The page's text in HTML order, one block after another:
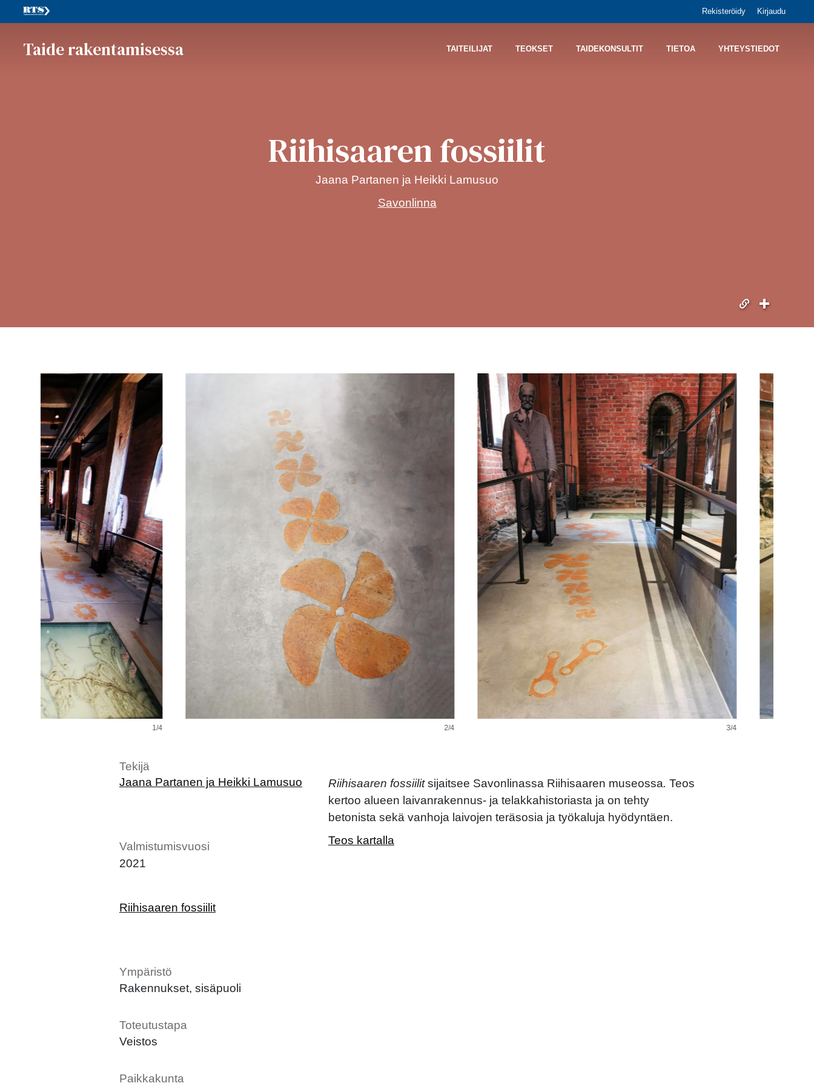
Rekisteröidy Kirjaudu
Taide rakentamisessa TAITEILIJAT TEOKSET TAIDEKONSULTIT TIETOA YHTEYSTIEDOT
Riihisaaren fossiilit
Jaana Partanen ja Heikki Lamusuo
Savonlinna
Tekijä
Jaana Partanen ja Heikki Lamusuo
Valmistumisvuosi
2021
Riihisaaren fossiilit
Ympäristö
Rakennukset, sisäpuoli
Toteutustapa
Veistos
Paikkakunta
Riihisaaren fossiilitsijaitsee Savonlinassa Riihisaaren museossa. Teos
kertoo alueen laivanrakennus- ja telakkahistoriasta ja on tehty
betonista sekä vanhoja laivojen teräsosia ja työkaluja hyödyntäen.
Teos kartalla